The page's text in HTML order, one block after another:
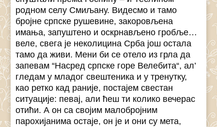
родном селу Смиљану. Видесмо и тамо
бројне српске рушевине, закоровљена
имања, запуштено и оскрнављено гробље…
веле, свега је неколицина Срба још остала
тамо да живи. Мени би се отело из грла да
запевам “Насред српске горе Велебита“, ал’
гледам у младог свештеника и у тренутку,
као ретко кад раније, постајем свестан
ситуације: певај, али ћеш ти колико вечерас
отићи. А он са својим малобројним
парохијанима остаје, он је и они су мета,